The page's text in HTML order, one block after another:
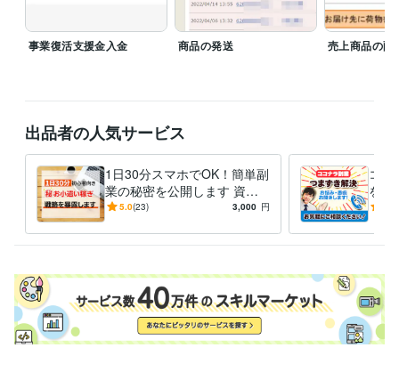
集客・マーケティング相談 取材受付
物販、情報教材
副業・在宅 独自サイト・ブログ
事業復活支援金入金 商品の発送 売上商品の配
出品者の人気サービス
1日30分スマホでOK！簡単副
業の秘密を公開します 資金0
円で初心者でもおすすめ㊙️物
5.0(23) 3,000 円
ココ
を今
なに